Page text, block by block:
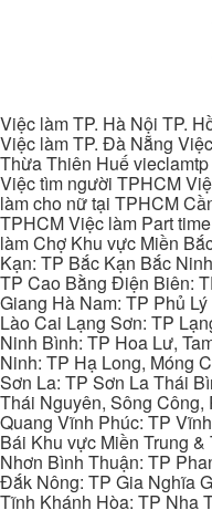
Việc làm TP. Hà Nội TP.
Việc làm TP. Đà Nẵng
Thừa Thiên Huế
Việc tìm người TPHCM
làm cho nữ tại TPHCM
TPHCM Việc làm Part
làm Chợ Khu vực Miền
Kạn: TP Bắc Kạn Bắc
TP Cao Bằng Điện Biên:
Giang Hà Nam: TP Phủ
Lào Cai Lạng Sơn: TP
Ninh Bình: TP Hoa Lư,
Ninh: TP Hạ Long, Móng
Sơn La: TP Sơn La Thái
Thái Nguyên, Sông Công,
Quang Vĩnh Phúc: TP
Bái Khu vực Miền Trung
Nhơn Bình Thuận: TP
Đắk Nông: TP Gia Nghĩa
Tĩnh Khánh Hòa: TP Nha